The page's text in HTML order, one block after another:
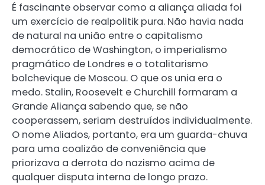
É fascinante observar como a aliança aliada foi
um exercício de realpolitik pura. Não havia nada
de natural na união entre o capitalismo
democrático de Washington, o imperialismo
pragmático de Londres e o totalitarismo
bolchevique de Moscou. O que os unia era o
medo. Stalin, Roosevelt e Churchill formaram a
Grande Aliança sabendo que, se não
cooperassem, seriam destruídos individualmente.
O nome Aliados, portanto, era um guarda-chuva
para uma coalizão de conveniência que
priorizava a derrota do nazismo acima de
qualquer disputa interna de longo prazo.